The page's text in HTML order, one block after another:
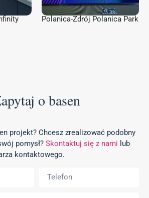
Polanica-Zdrój Polanica Park
o basen
projekt? Chcesz zrealizować podobny
pomysł? Skontaktuj się z nami lub
kontaktowego.